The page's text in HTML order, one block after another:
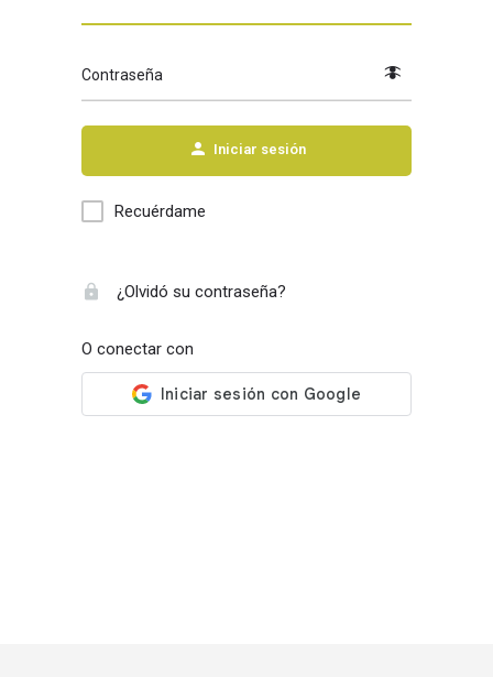
Contraseña
Iniciar sesión
Recuérdame
¿Olvidó su contraseña?
O conectar con